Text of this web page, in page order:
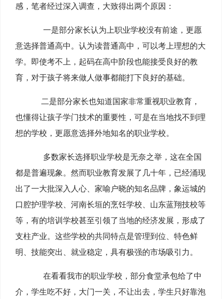
感，笔者经过深入调查，大致得出两个原因：
一是部分家长认为上职业学校没有前途，更愿
意选择普通高中。认为读普通高中，可以考上理想的大
学。即使考不上，起码在高中阶段也能接受良好的教
育，对于孩子将来做人做事都能打下良好的基础。
二是部分家长也知道国家非常重视职业教育，
也懂得让孩子学门技术的重要性，可是在当地找不到理
想的学校，更愿意选择外地知名的职业学校。
多数家长选择职业学校是无奈之举，这在全国
都是普遍现象。然而职业教育发展了几十年，已经涌现
出了一大批深入人心、家喻户晓的知名品牌，象运城的
口腔护理学校、河南长垣的烹饪学校、山东蓝翔技校等
等，有的培训学校甚至引领了当地的经济发展，形成了
支柱产业。这些学校的共同特点是管理到位、特色鲜
明、技能突出、就业稳定，具有极强的市场吸引力。
在看看我市的职业学校，部分食堂承包给了中
介，学生吃不好，大门一关，不让出去，学生只好靠泡